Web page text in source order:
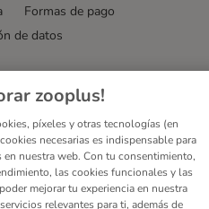
Formas de pago
de datos
zooplus!
píxeles y otras tecnologías (en
necesarias es indispensable para
en nuestra web. Con tu consentimiento,
las cookies funcionales y las
mejorar tu experiencia en nuestra
relevantes para ti, además de